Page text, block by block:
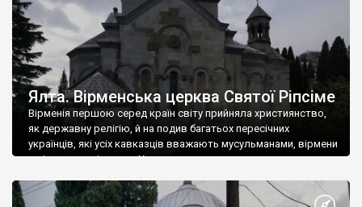
Ялта. Вірменська церква Святої Ріпсіме
Вірменія першою серед країн світу прийняла християнство,
як державну релігію, й на подив багатьох пересічних
українців, які усіх кавказців вважають мусульманами, вірмени
є відданими вірянами Христа